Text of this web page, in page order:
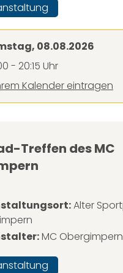
08.08.2026
- 20:15 Uhr
Kalender eintragen
Treffen des MC
Alter
MC Obergimpern